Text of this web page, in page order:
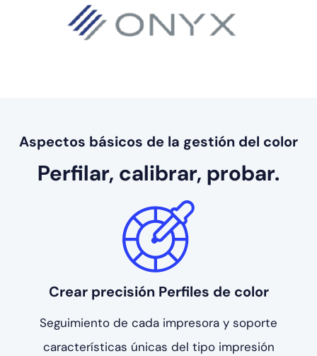
Aspectos básicos de la gestión del color
Perfilar, calibrar, probar.
Crear precisiónPerfiles de color
Seguimiento de cada impresora y soporte
características únicas del tipoimpresión